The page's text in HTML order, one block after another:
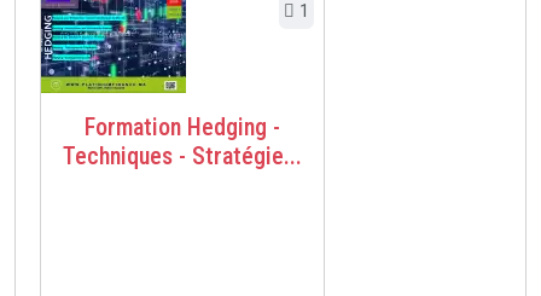
1
Formation Hedging -
Techniques - Stratégie...